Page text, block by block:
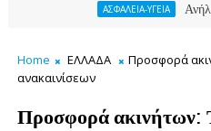
ΑΣΦΑΛΕΙΑ-ΥΓΕΙΑ Ανήλικοι
Home ΕΛΛΑΔΑ
Προσφορά
ανακαινίσεων
Προσφορά ακινήτων: